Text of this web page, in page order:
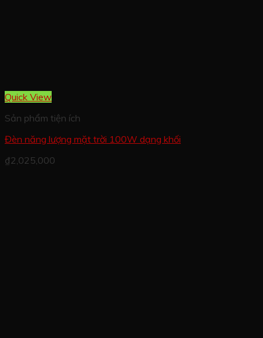
Quick View
Sản phẩm tiện ích
Đèn năng lượng mặt trời 100W dạng khối
₫2,025,000